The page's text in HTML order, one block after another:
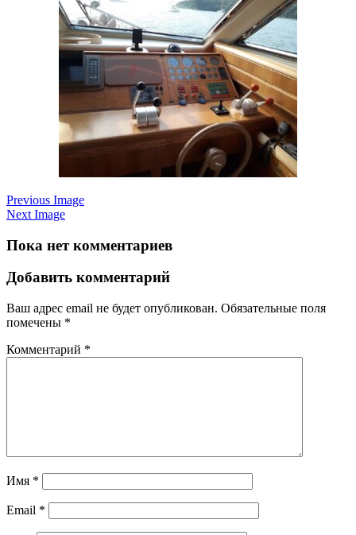
Previous Image
Next Image
Пока нет комментариев
Добавить комментарий
Ваш адрес email не будет опубликован. Обязательные поля
помечены *
Комментарий *
Имя *
Email *